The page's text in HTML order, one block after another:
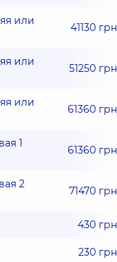
или
41130 грн
или
51250 грн
или
61360 грн
1
61360 грн
2
71470 грн
430 грн
230 грн